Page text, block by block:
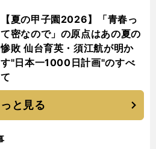
【夏の甲子園2026】「青春っ
て密なので」の原点はあの夏の
惨敗 仙台育英・須江航が明か
す"日本一1000日計画"のすべ
て
と見る